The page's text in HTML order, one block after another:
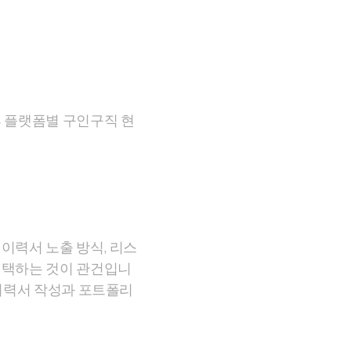
랫폼별 구인구직 현
력서 노출 방식, 리스
하는 것이 관건입니
서 작성과 포트폴리